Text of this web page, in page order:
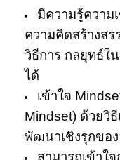
มีความรู้ความ
ความคิดสร้างส
วิธีการ กลยุทธ์ใ
ได้
เข้าใจ
Mindset) ด้วยวิ
พัฒนาเชิงรุกของ
สามารถเข้าใ